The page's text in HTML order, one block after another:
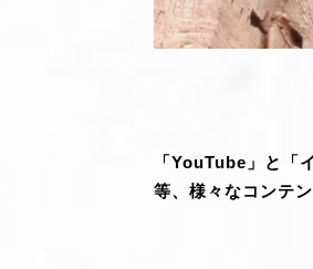
「YouTube」と「
等、様々なコンテ